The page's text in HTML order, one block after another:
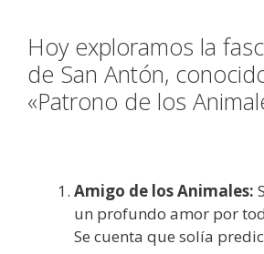
Hoy exploramos la
de San Antón,
«Patrono de los
Amigo de los Animales:
un profundo amor por
Se cuenta que solía